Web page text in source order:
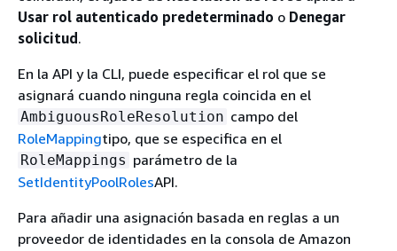
Usar rol autenticado predeterminado o Denegar
solicitud .
En la API y la CLI, puede especificar el rol que se
asignará cuando ninguna regla coincida en el
AmbiguousRoleResolution campo del
RoleMappingtipo, que se especifica en el
RoleMappings parámetro de la
SetIdentityPoolRolesAPI.
Para añadir una asignación basada en reglas a un
proveedor de identidades en la consola de Amazon